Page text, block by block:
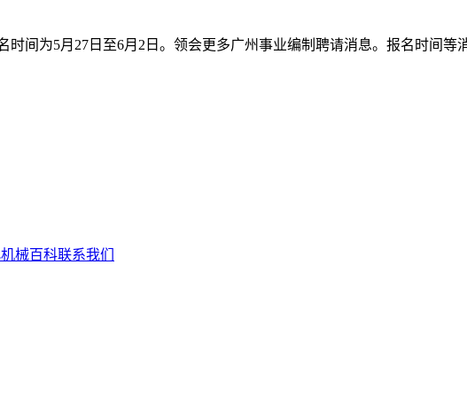
间为5月27日至6月2日。领会更多广州事业编制聘请消息。报名时间等
机械百科联系我们